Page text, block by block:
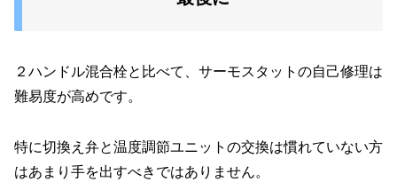
２ハンドル混合栓と比べて、サーモスタットの自己修理は
難易度が高めです。
特に切換え弁と温度調節ユニットの交換は慣れていない方
はあまり手を出すべきではありません。